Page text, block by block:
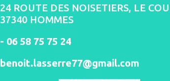
24 ROUTE DES NOISETIERS, LE
37340 HOMMES
- 06 58 75 75 24
benoit.lasserre77@gmail.com